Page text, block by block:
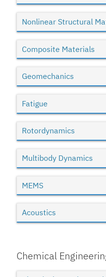
Nonlinear Structural
Composite Materials
Geomechanics
Fatigue
Rotordynamics
Multibody Dynamics
MEMS
Acoustics
Chemical